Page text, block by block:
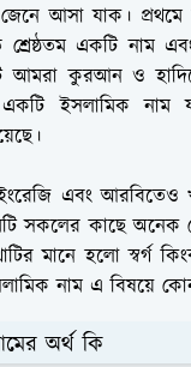
আসা যাক। প্রথমে
শ্রেষ্ঠতম একটি নাম
আমরা কুরআন ও
একটি ইসলামিক
ইংরেজি এবং
সকলের কাছে অনেক
মানে হলো স্বর্গ
নাম এ বিষয়ে
অর্থ কি